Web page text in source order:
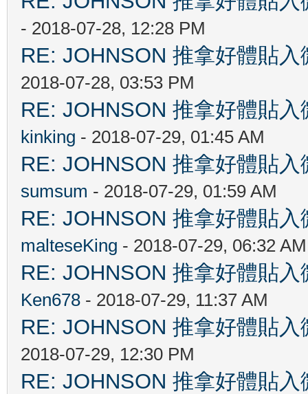
- 2018-07-28, 12:28 PM
RE: JOHNSON 推拿好體貼
2018-07-28, 03:53 PM
RE: JOHNSON 推拿好體貼
kinking - 2018-07-29, 01:45 AM
RE: JOHNSON 推拿好體貼
sumsum - 2018-07-29, 01:59 AM
RE: JOHNSON 推拿好體貼
malteseKing - 2018-07-29, 06:32 AM
RE: JOHNSON 推拿好體貼
Ken678 - 2018-07-29, 11:37 AM
RE: JOHNSON 推拿好體貼
2018-07-29, 12:30 PM
RE: JOHNSON 推拿好體貼